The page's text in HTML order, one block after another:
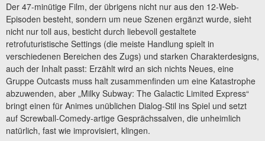
Der 47-minütige Film, der übrigens nicht nur aus den 12-Web-
Episoden besteht, sondern um neue Szenen ergänzt wurde, sieht
nicht nur toll aus, besticht durch liebevoll gestaltete
retrofuturistische Settings (die meiste Handlung spielt in
verschiedenen Bereichen des Zugs) und starken Charakterdesigns,
auch der Inhalt passt: Erzählt wird an sich nichts Neues, eine
Gruppe Outcasts muss halt zusammenfinden um eine Katastrophe
abzuwenden, aber „Milky Subway: The Galactic Limited Express“
bringt einen für Animes unüblichen Dialog-Stil ins Spiel und setzt
auf Screwball-Comedy-artige Gesprächssalven, die unheimlich
natürlich, fast wie improvisiert, klingen.